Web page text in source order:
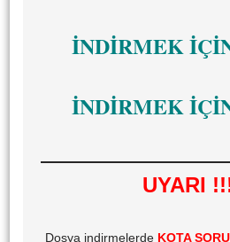
İNDİRMEK
İNDİRMEK
UYARI
Dosya indirmelerde KOTA